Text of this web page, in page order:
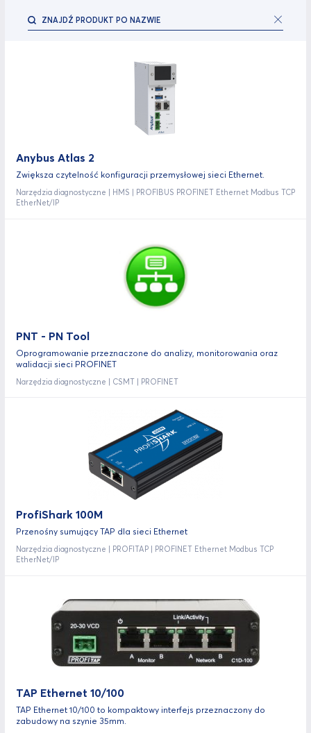
Anybus Atlas 2
Zwiększa czytelność konfiguracji przemysłowej sieci Ethernet.
Narzędzia diagnostyczne | HMS | PROFIBUS PROFINET Ethernet Modbus TCP
EtherNet/IP
PNT - PN Tool
Oprogramowanie przeznaczone do analizy, monitorowania oraz
walidacji sieci PROFINET
Narzędzia diagnostyczne | CSMT | PROFINET
ProfiShark 100M
Przenośny sumujący TAP dla sieci Ethernet
Narzędzia diagnostyczne | PROFITAP | PROFINET Ethernet Modbus TCP
EtherNet/IP
TAP Ethernet 10/100
TAP Ethernet 10/100 to kompaktowy interfejs przeznaczony do
zabudowy na szynie 35mm.